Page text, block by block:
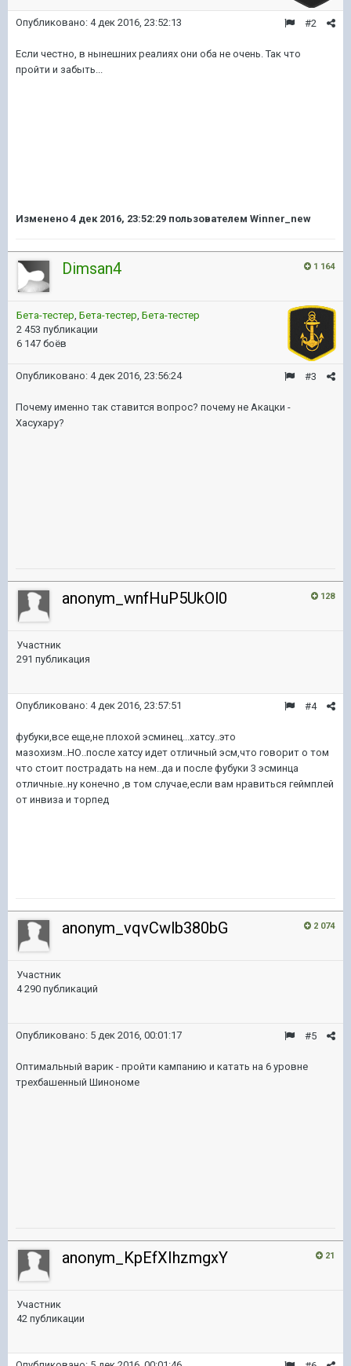
#2
Опубликовано: 4 дек 2016, 23:52:13
Если честно, в нынешних реалиях они оба не очень. Так что
пройти и забыть...
Изменено 4 дек 2016, 23:52:29 пользователем Winner_new
1 164
Dimsan4
Бета-тестер, Бета-тестер, Бета-тестер
2 453 публикации
6 147 боёв
#3
Опубликовано: 4 дек 2016, 23:56:24
Почему именно так ставится вопрос? почему не Акацки -
Хасухару?
128
anonym_wnfHuP5UkOl0
Участник
291 публикация
#4
Опубликовано: 4 дек 2016, 23:57:51
фубуки,все еще,не плохой эсминец...хатсу..это
мазохизм..НО..после хатсу идет отличный эсм,что говорит о том
что стоит пострадать на нем..да и после фубуки 3 эсминца
отличные..ну конечно ,в том случае,если вам нравиться геймплей
от инвиза и торпед
2 074
anonym_vqvCwlb380bG
Участник
4 290 публикаций
#5
Опубликовано: 5 дек 2016, 00:01:17
Оптимальный варик - пройти кампанию и катать на 6 уровне
трехбашенный Шинономе
21
anonym_KpEfXIhzmgxY
Участник
42 публикации